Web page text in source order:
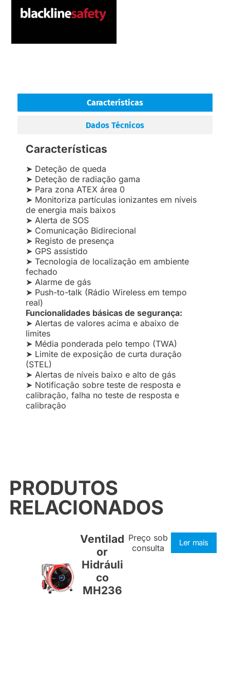
Características
Dados Técnicos
Características
➤ Deteção de queda
➤ Deteção de radiação gama
➤ Para zona ATEX área 0
➤ Monitoriza partículas ionizantes em níveis
de energia mais baixos
➤ Alerta de SOS
➤ Comunicação Bidirecional
➤ Registo de presença
➤ GPS assistido
➤ Tecnologia de localização em ambiente
fechado
➤ Alarme de gás
➤ Push-to-talk (Rádio Wireless em tempo
real)
Funcionalidades básicas de segurança:
➤ Alertas de valores acima e abaixo de
limites
➤ Média ponderada pelo tempo (TWA)
➤ Limite de exposição de curta duração
(STEL)
➤ Alertas de níveis baixo e alto de gás
➤ Notificação sobre teste de resposta e
calibração, falha no teste de resposta e
calibração
PRODUTOS
RELACIONADOS
Ventilad
or
Hidráuli
co
MH236
Preço sob
consulta
Ler mais